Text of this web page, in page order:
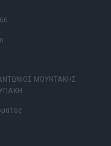
ΜΟΥΝΤΑΚΗΣ